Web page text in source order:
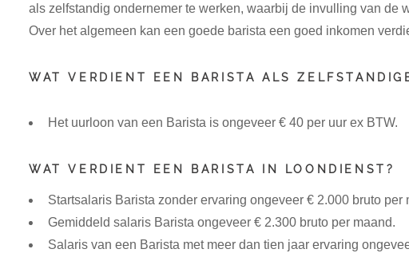
als zelfstandig ondernemer te werken, waarbij de invulling van de
Over het algemeen kan een goede barista een goed inkomen
WAT VERDIENT EEN BARISTA ALS
Het uurloon van een Barista is ongeveer € 40 per uur ex BTW.
WAT VERDIENT EEN BARISTA IN LOONDIENST?
Startsalaris Barista zonder ervaring ongeveer € 2.000 bruto per
Gemiddeld salaris Barista ongeveer € 2.300 bruto per maand.
Salaris van een Barista met meer dan tien jaar ervaring